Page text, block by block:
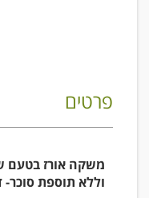
פרטים
משקה אורז בטעם
וללא תוספת סוכר-